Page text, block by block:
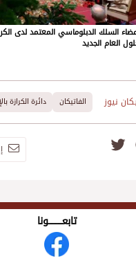
السلك الدبلوماسي المعتمد لدى
العام الجديد
نيوز الفاتيكان دائرة الكرازة
Facebook
تابعــــــــــونا